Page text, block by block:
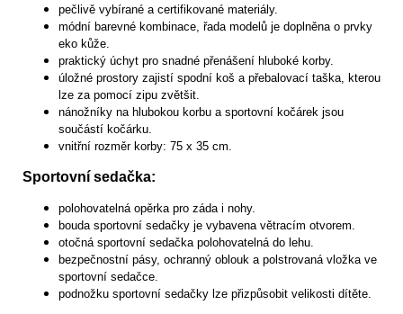
pečlivě vybírané a certifikované materiály.
módní barevné kombinace, řada modelů je doplněna o prvky
eko kůže.
praktický úchyt pro snadné přenášení hluboké korby.
úložné prostory zajistí spodní koš a přebalovací taška, kterou
lze za pomocí zipu zvětšit.
nánožníky na hlubokou korbu a sportovní kočárek jsou
součástí kočárku.
vnitřní rozměr korby: 75 x 35 cm.
Sportovní sedačka:
polohovatelná opěrka pro záda i nohy.
bouda sportovní sedačky je vybavena větracím otvorem.
otočná sportovní sedačka polohovatelná do lehu.
bezpečnostní pásy, ochranný oblouk a polstrovaná vložka ve
sportovní sedačce.
podnožku sportovní sedačky lze přizpůsobit velikosti dítěte.